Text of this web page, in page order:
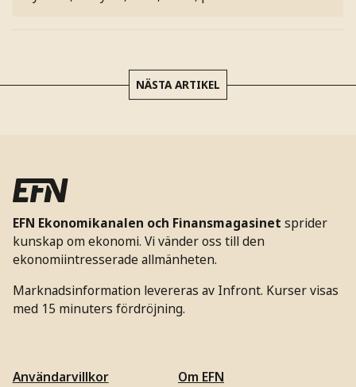
NÄSTA ARTIKEL
EFN Ekonomikanalen och Finansmagasinet sprider
kunskap om ekonomi. Vi vänder oss till den
ekonomiintresserade allmänheten.
Marknadsinformation levereras av Infront. Kurser visas
med 15 minuters fördröjning.
Användarvillkor
Om EFN